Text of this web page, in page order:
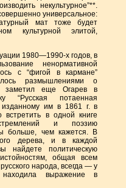
некультурное”**.
универсальное:
мат тоже будет
культурной элитой,
1980—1990-х годов, в
ненормативной
с “фигой в кармане”
размышлениями о
заметил еще Огарев в
“Русская потаенная
изданному им в 1861 г. в
встретить в одной книге
и поэзию
больше, чем кажется. В
дерева, и в каждой
найдете политическую
общая всем
народа, всегда — у
выражение в